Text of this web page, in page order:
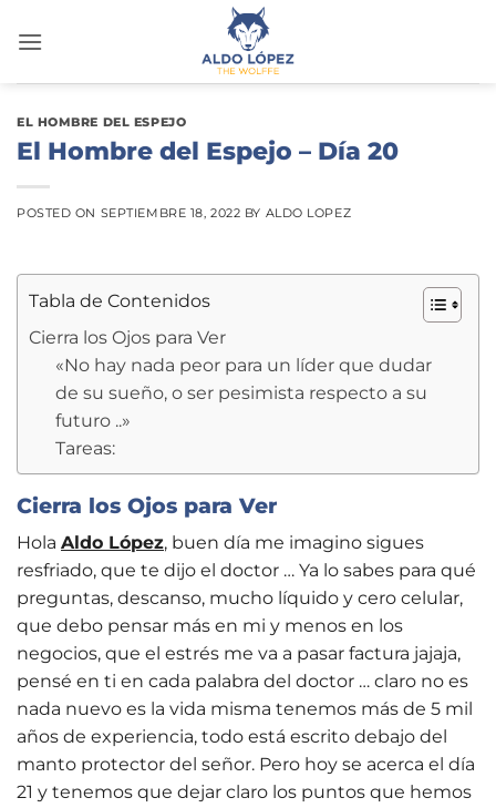
EL HOMBRE DEL ESPEJO
El Hombre del Espejo – Día 20
POSTED ON SEPTIEMBRE 18, 2022 BY ALDO LOPEZ
Tabla de Contenidos
Cierra los Ojos para Ver
«No hay nada peor para un líder que dudar
de su sueño, o ser pesimista respecto a su
futuro ..»
Tareas:
Cierra los Ojos para Ver
Hola Aldo López, buen día me imagino sigues
resfriado, que te dijo el doctor … Ya lo sabes para qué
preguntas, descanso, mucho líquido y cero celular,
que debo pensar más en mi y menos en los
negocios, que el estrés me va a pasar factura jajaja,
pensé en ti en cada palabra del doctor … claro no es
nada nuevo es la vida misma tenemos más de 5 mil
años de experiencia, todo está escrito debajo del
manto protector del señor. Pero hoy se acerca el día
21 y tenemos que dejar claro los puntos que hemos